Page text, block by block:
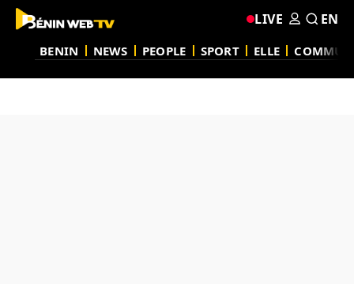
BENIN NEWS PEOPLE SPORT ELLE
LIVE EN